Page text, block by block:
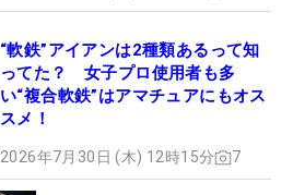
“軟鉄”アイアンは2種類あるって知
ってた？ 女子プロ使用者も多
い“複合軟鉄”はアマチュアにもオス
スメ！
2026年7月30日 (木) 12時15分 7